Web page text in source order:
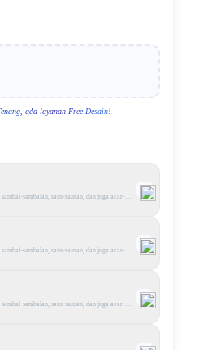
ada layanan Free Desain!
sambalan, saus-sausan, dan juga acar-
sambalan, saus-sausan, dan juga acar-
sambalan, saus-sausan, dan juga acar-